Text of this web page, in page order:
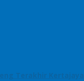
Terakhir Kertajaya